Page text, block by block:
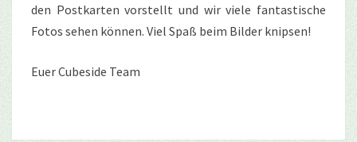
den Postkarten vorstellt und wir viele fantastische
Fotos sehen können. Viel Spaß beim Bilder knipsen!
Euer Cubeside Team